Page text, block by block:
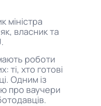
міністра
власник та
роботи
ті, хто готові
Одним із
про ваучери